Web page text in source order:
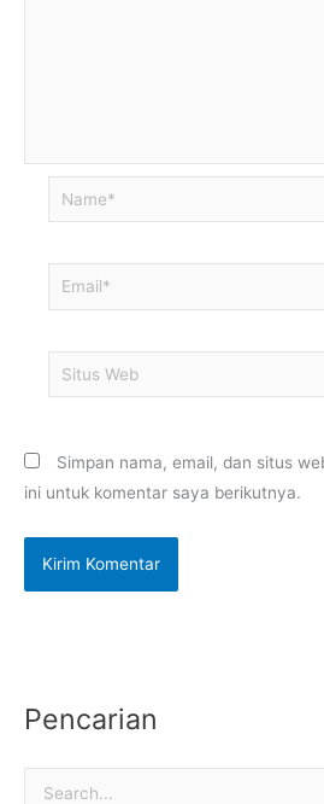
Name*
Email*
Situs
Web
Simpan nama, email, dan situs
ini untuk komentar saya berikutnya.
Pencarian